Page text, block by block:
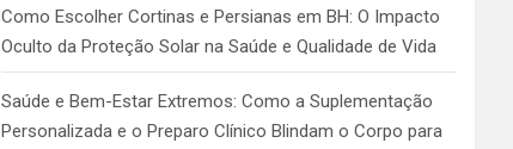
Como Escolher Cortinas e Persianas em BH: O Impacto
Oculto da Proteção Solar na Saúde e Qualidade de Vida
Saúde e Bem-Estar Extremos: Como a Suplementação
Personalizada e o Preparo Clínico Blindam o Corpo para